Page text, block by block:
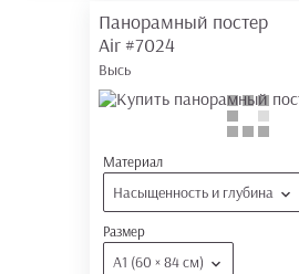
Панорамный постер
Air #7024
Высь
Материал
Насыщенность и глубина
Размер
А1 (60 × 84 см)